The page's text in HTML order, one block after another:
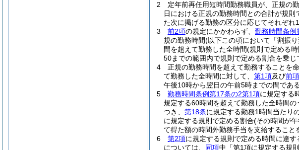
2
定年前再任用短時間勤務職員が、正規の
日における正規の勤務時間との合計が規
た次に掲げる勤務の区分に応じてそれぞ
3
前2項の規定にかかわらず、 勤務時間条例
規の勤務時間(以下この項において「割振
間を超えて勤務した全時間(規則で定める
50までの範囲内で規則で定める割合を乗じ
4
正規の勤務時間を超えて勤務することを
て勤務した全時間に対して、 第1項及び前項
午後10時から翌日の午前5時までの間であ
5
勤務時間条例第17条の2第1項に規定する
規定する60時間を超えて勤務した全時間
つき、 第18条に規定する勤務1時間当たり
に規定する規則で定める割合(その時間が
て得た額の時間外勤務手当を支給すること
6
第2項に規定する規則で定める時間に達
については、 同項中「第1項に規定する規